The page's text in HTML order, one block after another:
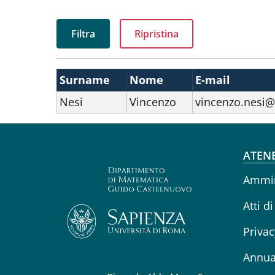
Surname Nome E-mail
Nesi
Vincenzo
Atti